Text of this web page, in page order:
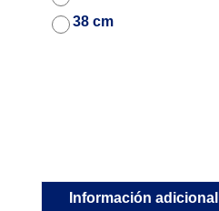
38 cm
Información adicional